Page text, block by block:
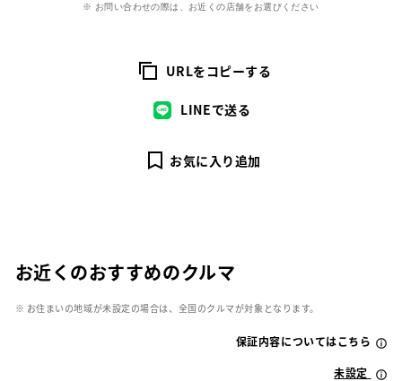
※ お問い合わせの際は、お近くの店舗をお選びください
URLをコピーする
LINEで送る
お気に入り追加
お近くのおすすめのクルマ
※ お住まいの地域が未設定の場合は、全国のクルマが対象となります。
保証内容についてはこちら
未設定